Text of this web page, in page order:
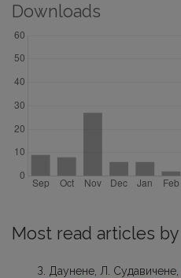
Downloads
Most read articles
З. Даунене, Л. Судавичене,